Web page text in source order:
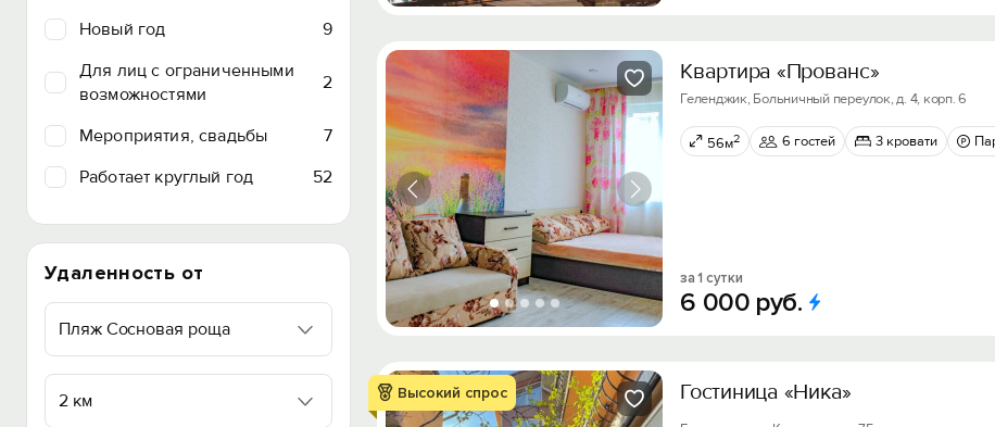
Новый год
9
Для лиц с ограниченными
возможностями
2
Мероприятия, свадьбы
7
Работает круглый год
52
Удаленность от
Пляж Сосновая роща
2 км
Квартира «Прованс»
Геленджик, Больничный переулок, д. 4, корп. 6
56м2 6 гостей 3 кровати
за 1 сутки
6 000 руб.
Высокий спрос Гостиница «Ника»